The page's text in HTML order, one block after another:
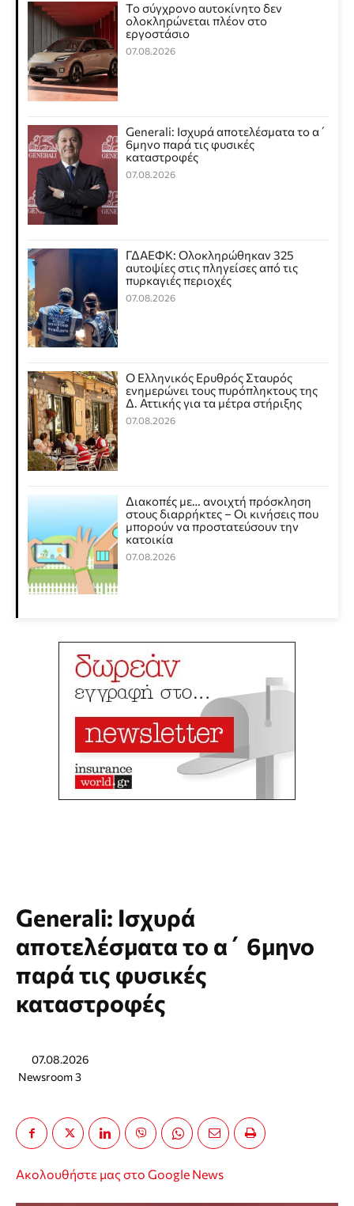
Το σύγχρονο αυτοκίνητο δεν
ολοκληρώνεται πλέον στο
εργοστάσιο
07.08.2026
Generali: Ισχυρά αποτελέσματα το α΄
6μηνο παρά τις φυσικές
καταστροφές
07.08.2026
ΓΔΑΕΦΚ: Ολοκληρώθηκαν 325
αυτοψίες στις πληγείσες από τις
πυρκαγιές περιοχές
07.08.2026
Ο Ελληνικός Ερυθρός Σταυρός
ενημερώνει τους πυρόπληκτους της
Δ. Αττικής για τα μέτρα στήριξης
07.08.2026
Διακοπές με… ανοιχτή πρόσκληση
στους διαρρήκτες – Οι κινήσεις που
μπορούν να προστατεύσουν την
κατοικία
07.08.2026